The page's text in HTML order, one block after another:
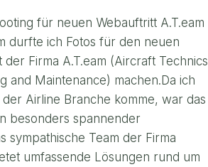
für neuen Webauftritt A.T.eam
durfte ich Fotos für den neuen
der Firma A.T.eam (Aircraft Technics
and Maintenance) machen.Da ich
Airline Branche komme, war das
besonders spannender
sympathische Team der Firma
umfassende Lösungen rund um